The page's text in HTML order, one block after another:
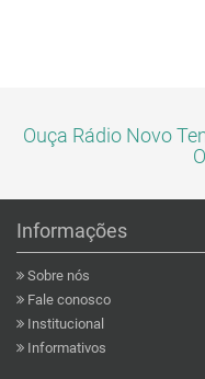
Ouça Rádio Novo
Informações
Sobre nós
Fale conosco
Institucional
Informativos